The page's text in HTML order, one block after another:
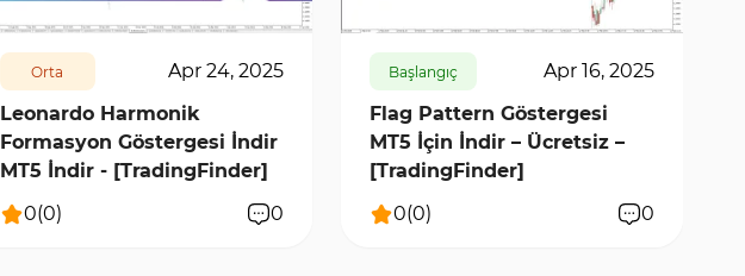
Orta
Apr 24, 2025
Leonardo Harmonik
Formasyon Göstergesi İndir
MT5 İndir - [TradingFinder]
0(0) 0
Başlangıç
Apr 16, 2025
Flag Pattern Göstergesi
MT5 İçin İndir – Ücretsiz –
[TradingFinder]
0(0) 0